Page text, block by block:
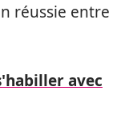
réussie entre
avec